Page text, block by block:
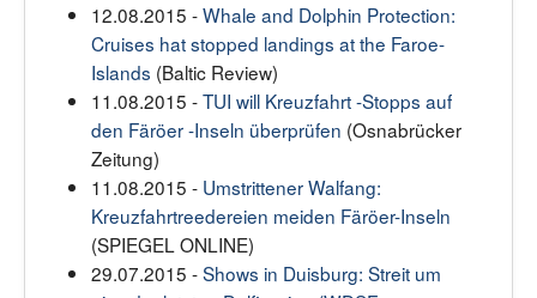
12.08.2015 -Whale and Dolphin Protection:
Cruises hat stopped landings at the Faroe-
Islands (Baltic Review)
11.08.2015 -TUI will Kreuzfahrt -Stopps auf
den Färöer -Inseln überprüfen (Osnabrücker
Zeitung)
11.08.2015 - Umstrittener Walfang:
Kreuzfahrtreedereien meiden Färöer-Inseln
(SPIEGEL ONLINE)
29.07.2015 -Shows in Duisburg: Streit um